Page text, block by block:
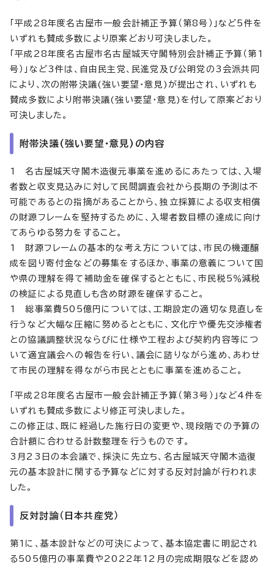
「平成28年度名古屋市一般会計補正予算（第8号）」など5件を
いずれも賛成多数により原案どおり可決しました。
「平成28年度名古屋市名古屋城天守閣特別会計補正予算（第1
号）」など3件は、自由民主党、民進党及び公明党の3会派共同
により、次の附帯決議(強い要望・意見)が提出され、いずれも
賛成多数により附帯決議(強い要望・意見)を付して原案どおり
可決しました。
附帯決議(強い要望・意見)の内容
1 名古屋城天守閣木造復元事業を進めるにあたっては、入場
者数と収支見込みに対して民間調査会社から長期の予測は不
可能であるとの指摘があることから、独立採算による収支相償
の財源フレームを堅持するために、入場者数目標の達成に向け
てあらゆる努力をすること。
1 財源フレームの基本的な考え方については、市民の機運醸
成を図り寄付金などの募集をするほか、事業の意義について国
や県の理解を得て補助金を確保するとともに、市民税5％減税
の検証による見直しも含め財源を確保すること。
1 総事業費505億円については、工期設定の適切な見直しを
行うなど大幅な圧縮に努めるとともに、文化庁や優先交渉権者
との協議調整状況ならびに仕様や工程および契約内容等につ
いて適宜議会への報告を行い、議会に諮りながら進め、あわせ
て市民の理解を得ながら市民とともに事業を進めること。
「平成28年度名古屋市一般会計補正予算（第3号）」など4件を
いずれも賛成多数により修正可決しました。
この修正は、既に経過した施行日の変更や、現段階での予算の
合計額に合わせる計数整理を行うものです。
3月23日の本会議で、採決に先立ち、名古屋城天守閣木造復
元の基本設計に関する予算などに対する反対討論が行われま
した。
反対討論（日本共産党）
第1に、基本設計などの可決によって、基本協定書に明記され
る505億円の事業費や2022年12月の完成期限などを認め